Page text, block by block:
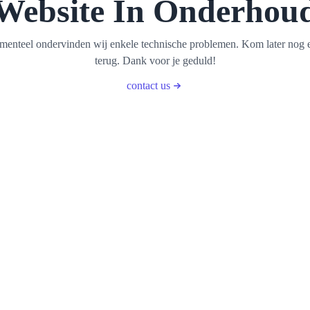
In
ondervinden wij enkele technische problemen. Kom later nog
terug. Dank voor je geduld!
contact us